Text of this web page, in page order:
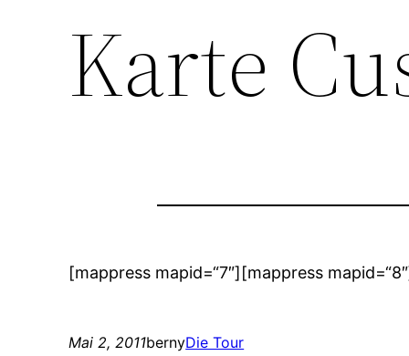
Karte
[mappress mapid=“7″][mappress
Mai 2, 2011bernyDie Tour